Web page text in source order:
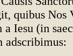
quibus Nos
a Iesu (in
adscribimus: